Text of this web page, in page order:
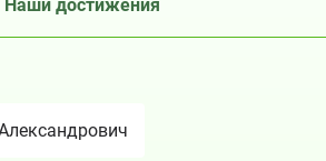
Наши достижения